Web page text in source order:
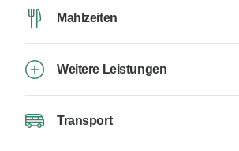
Mahlzeiten
Weitere Leistungen
Transport